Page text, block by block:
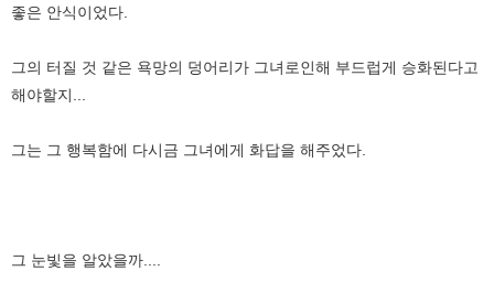
좋은 안식이었다.
그의 터질 것 같은 욕망의 덩어리가 그녀로인해 부드럽게 승화된다고
해야할지...
그는 그 행복함에 다시금 그녀에게 화답을 해주었다.
그 눈빛을 알았을까....